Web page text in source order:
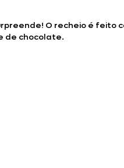
O recheio é feito
de chocolate.